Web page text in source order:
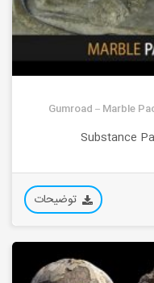
Gumroad – Marble
توضیحات